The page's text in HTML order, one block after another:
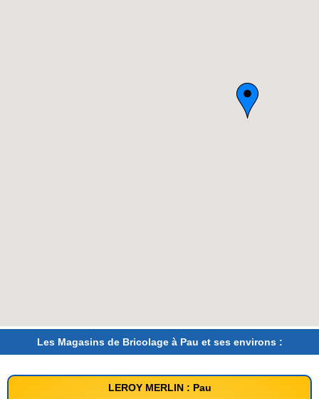
Les Magasins de Bricolage à Pau et ses environs :
LEROY MERLIN : Pau